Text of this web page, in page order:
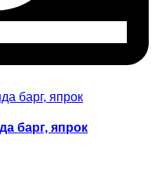
барг, япрок